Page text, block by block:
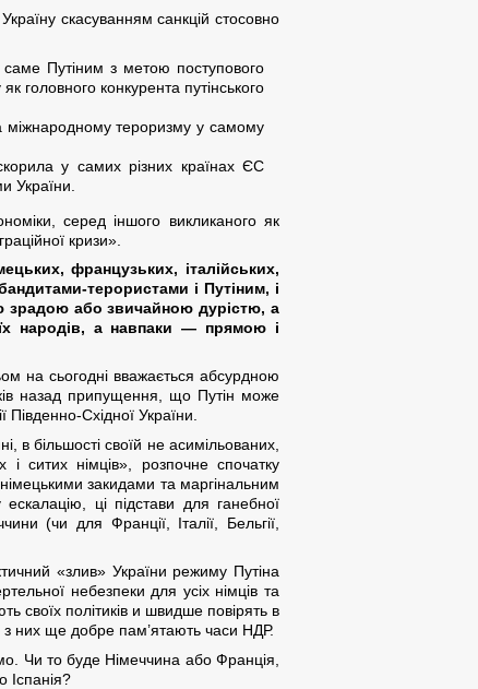
скасуванням санкцій стосовно
саме Путіним з метою поступового
головного конкурента путінського
міжнародному тероризму у самому
у самих різних країнах ЄС
України.
серед іншого викликаного як
кризи».
французьких, італійських,
терористами і Путіним, і
зрадою або звичайною дурістю, а
народів, а навпаки — прямою і
на сьогодні вважається абсурдною
назад припущення, що Путін може
Південно-Східної України.
в більшості своїй не асимільованих,
ситих німців», розпочне спочатку
закидами та маргінальним
ці підстави для ганебної
(чи для Франції, Італії, Бельгії,
«злив» України режиму Путіна
небезпеки для усіх німців та
своїх політиків и швидше повірять в
з них ще добре пам’ятають часи НДР.
Чи то буде Німеччина або Франція,
Іспанія?